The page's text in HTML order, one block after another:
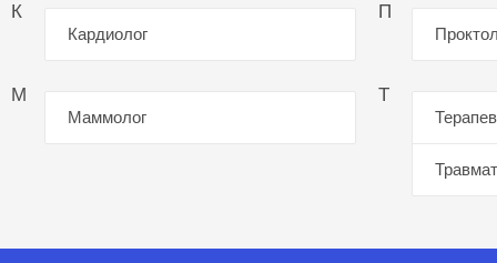
К
Кардиолог
М
Маммолог
П
Т